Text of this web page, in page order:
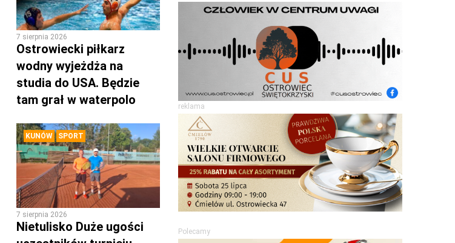
7 sierpnia 2026
Ostrowiecki piłkarz
wodny wyjeżdża na
studia do USA. Będzie
tam grał w waterpolo
KUNÓW SPORT
7 sierpnia 2026
Nietulisko Duże ugości
reklama
Polecamy